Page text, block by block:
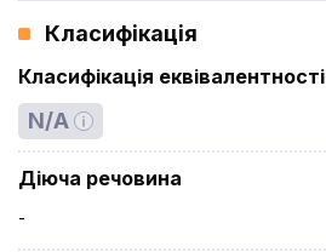
Класифікація
Класифікація еквівалентності
N/A
Діюча речовина
-